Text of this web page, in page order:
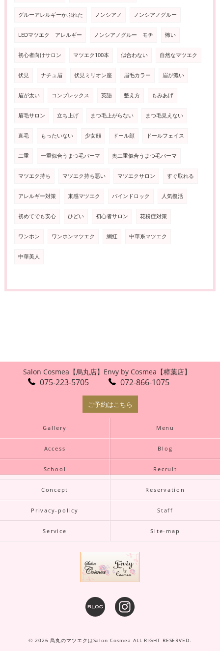
グルーアレルギーかぶれた ノンシアノ ノンシアノグルー
LEDマツエク アレルギー ノンシアノグルー モチ 怖い
初心者向けサロン マツエク100本 似合わない 自然なマツエク
伏見 ナチュ眉 伏見ミリオン座 眉毛カラー 眉が濃い
眉が太い コンプレックス 英語 整え方 もみあげ
眉毛サロン 立ち上げ まつ毛上がらない まつ毛見えない
直毛 もったいない 少女顔 ドール顔 ドールフェイス
二重 一重似合うまつ毛パーマ 奥二重似合うまつ毛パーマ
マツエク持ち マツエク持ち悪い マツエクサロン すぐ取れる
アレルギー対策 束感マツエク バインドロック 人気復活
初めてでも安心 ひどい 初心者サロン 花粉症対策
ワンホン ワンホンマツエク 網紅 中華系マツエク
中華美人
Salon Cosmea【烏丸店】
075-223-5705
Envy by Cosmea【樟葉店】
072-866-1075
ご予約はこちら
Gallery Menu
Access Blog
School Recruit
Concept Reservation
Privacy-policy Staff
Service Site-map
© 2026 烏丸のマツエクはSalon Cosmea ALL RIGHT RESERVED.